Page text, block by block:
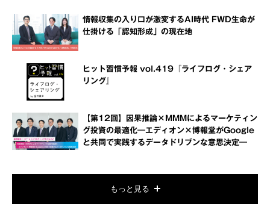
情報収集の入り口が激変するAI時代 FWD生命が
仕掛ける「認知形成」の現在地
ヒット習慣予報 vol.419『ライフログ・シェア
リング』
【第12回】因果推論×MMMによるマーケティン
グ投資の最適化―エディオン×博報堂がGoogle
と共同で実践するデータドリブンな意思決定―
もっと見る